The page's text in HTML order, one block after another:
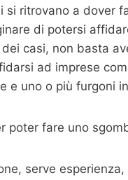
si ritrovano a dover
di potersi
casi, non basta
ad imprese
e uno o più furgoni
poter fare uno
serve